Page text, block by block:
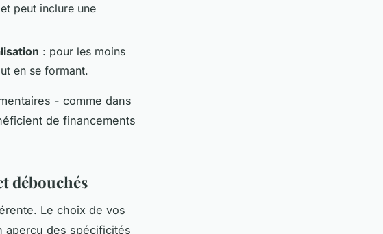
peut inclure une
: pour les moins
en se formant.
- comme dans
de financements
débouchés
Le choix de vos
aperçu des spécificités